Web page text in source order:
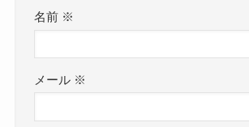
名前 ※
メール ※